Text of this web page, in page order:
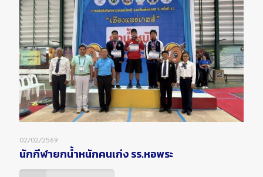
02/02/2569
นักกีฬายกน้ำหนักคนเก่ง รร.หอพระ